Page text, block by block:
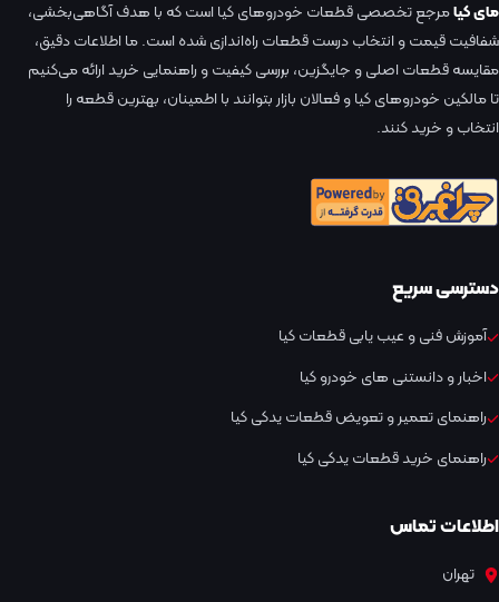
مای کیامرجع تخصصی قطعات خودروهای کیا است که با هدف آگاهی‌بخشی،
شفافیت قیمت و انتخاب درست قطعات راه‌اندازی شده است. ما اطلاعات دقیق،
مقایسه قطعات اصلی و جایگزین، بررسی کیفیت و راهنمایی خرید ارائه می‌کنیم
تا مالکین خودروهای کیا و فعالان بازار بتوانند با اطمینان، بهترین قطعه را
انتخاب و خرید کنند.
دسترسی سریع
آموزش فنی و عیب یابی قطعات کیا
اخبار و دانستنی های خودرو کیا
راهنمای تعمیر و تعویض قطعات یدکی کیا
راهنمای خرید قطعات یدکی کیا
اطلاعات تماس
تهران